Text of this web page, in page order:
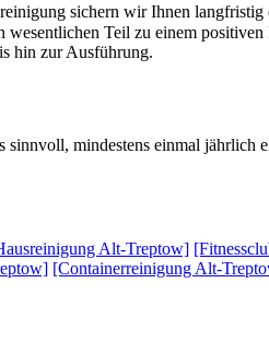
sichern wir Ihnen
Teil zu einem
hin zur Ausführung.
mindestens einmal
Alt-Treptow]
[Containerreinigung Alt-